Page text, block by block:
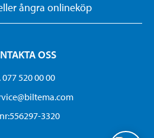
ångra onlineköp
OSS
077 520 00 00
3320